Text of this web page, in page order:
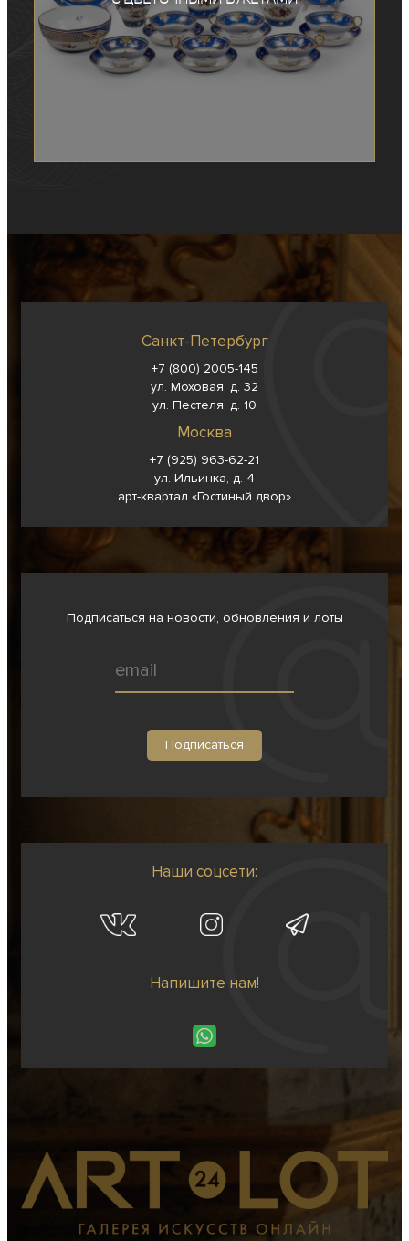
Санкт-Петербург
+7 (800) 2005-145
ул. Моховая, д. 32
ул. Пестеля, д. 10
Москва
+7 (925) 963-62-21
ул. Ильинка, д. 4
арт-квартал «Гостиный двор»
Подписаться на новости, обновления и лоты
Наши соцсети:
Напишите нам!